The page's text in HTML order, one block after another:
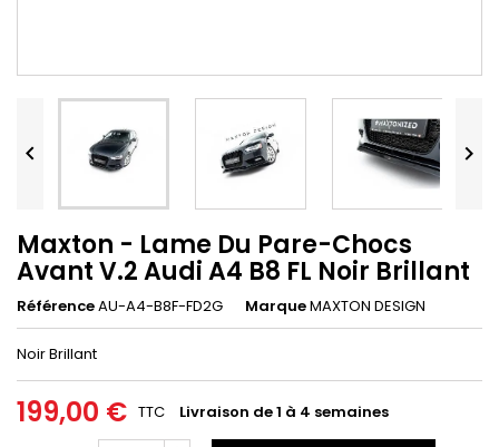
 
Maxton - Lame Du Pare-Chocs
Avant V.2 Audi A4 B8 FL Noir Brillant
RéférenceAU-A4-B8F-FD2G MarqueMAXTON DESIGN
Noir Brillant
199,00 € TTC Livraison de 1 à 4 semaines